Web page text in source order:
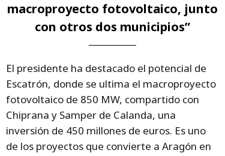
macroproyecto fotovoltaico, junto
con otros dos municipios”
El presidente ha destacado el potencial de
Escatrón, donde se ultima el macroproyecto
fotovoltaico de 850 MW, compartido con
Chiprana y Samper de Calanda, una
inversión de 450 millones de euros. Es uno
de los proyectos que convierte a Aragón en